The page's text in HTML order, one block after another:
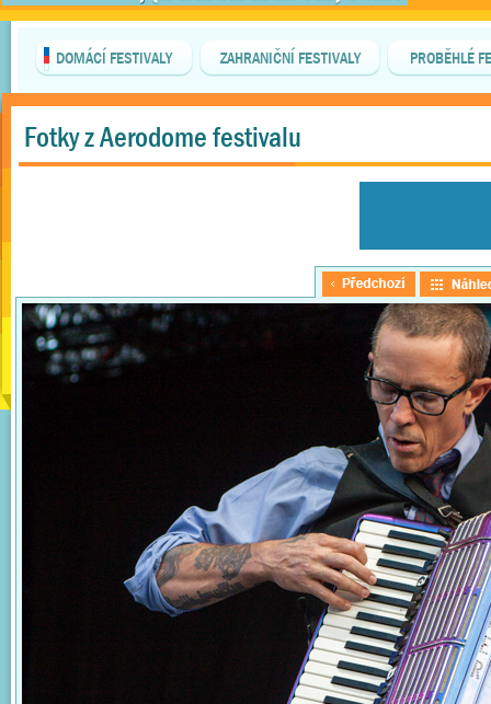
DOMÁCÍ FESTIVALY ZAHRANIČNÍ FESTIVALY PROBĚHLÉ
Fotky z Aerodome festivalu